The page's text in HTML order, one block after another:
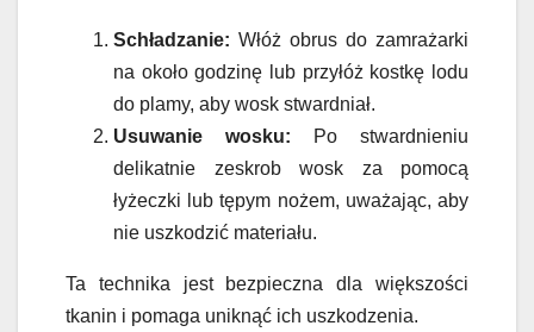
Schładzanie: Włóż obrus do zamrażarki
na około godzinę lub przyłóż kostkę lodu
do plamy, aby wosk stwardniał.
Usuwanie wosku: Po stwardnieniu
delikatnie zeskrob wosk za pomocą
łyżeczki lub tępym nożem, uważając, aby
nie uszkodzić materiału.
Ta technika jest bezpieczna dla większości
tkanin i pomaga uniknąć ich uszkodzenia.